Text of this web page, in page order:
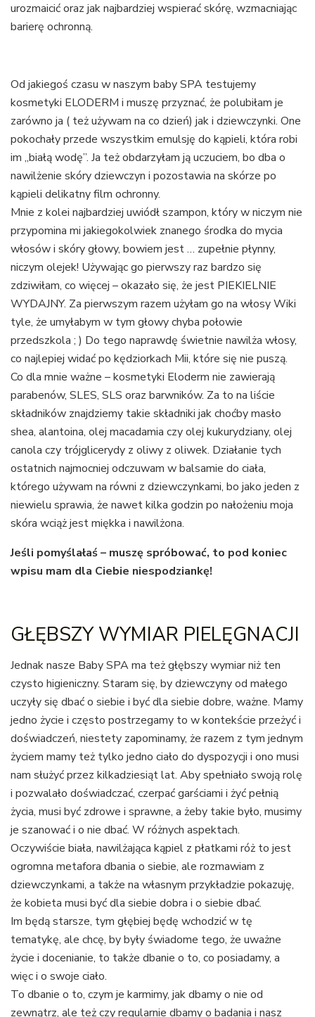
urozmaicić oraz jak najbardziej wspierać skórę, wzmacniając
barierę ochronną.
Od jakiegoś czasu w naszym baby SPA testujemy
kosmetyki ELODERM i muszę przyznać, że polubiłam je
zarówno ja ( też używam na co dzień) jak i dziewczynki. One
pokochały przede wszystkim emulsję do kąpieli, która robi
im „białą wodę”. Ja też obdarzyłam ją uczuciem, bo dba o
nawilżenie skóry dziewczyn i pozostawia na skórze po
kąpieli delikatny film ochronny.
Mnie z kolei najbardziej uwiódł szampon, który w niczym nie
przypomina mi jakiegokolwiek znanego środka do mycia
włosów i skóry głowy, bowiem jest … zupełnie płynny,
niczym olejek! Używając go pierwszy raz bardzo się
zdziwiłam, co więcej – okazało się, że jest PIEKIELNIE
WYDAJNY. Za pierwszym razem użyłam go na włosy Wiki
tyle, że umyłabym w tym głowy chyba połowie
przedszkola ; ) Do tego naprawdę świetnie nawilża włosy,
co najlepiej widać po kędziorkach Mii, które się nie puszą.
Co dla mnie ważne – kosmetyki Eloderm nie zawierają
parabenów, SLES, SLS oraz barwników. Za to na liście
składników znajdziemy takie składniki jak choćby masło
shea, alantoina, olej macadamia czy olej kukurydziany, olej
canola czy trójglicerydy z oliwy z oliwek. Działanie tych
ostatnich najmocniej odczuwam w balsamie do ciała,
którego używam na równi z dziewczynkami, bo jako jeden z
niewielu sprawia, że nawet kilka godzin po nałożeniu moja
skóra wciąż jest miękka i nawilżona.
Jeśli pomyślałaś – muszę spróbować, to pod koniec
wpisu mam dla Ciebie niespodziankę!
GŁĘBSZY WYMIAR PIELĘGNACJI
Jednak nasze Baby SPA ma też głębszy wymiar niż ten
czysto higieniczny. Staram się, by dziewczyny od małego
uczyły się dbać o siebie i być dla siebie dobre, ważne. Mamy
jedno życie i często postrzegamy to w kontekście przeżyć i
doświadczeń, niestety zapominamy, że razem z tym jednym
życiem mamy też tylko jedno ciało do dyspozycji i ono musi
nam służyć przez kilkadziesiąt lat. Aby spełniało swoją rolę
i pozwalało doświadczać, czerpać garściami i żyć pełnią
życia, musi być zdrowe i sprawne, a żeby takie było, musimy
je szanować i o nie dbać. W różnych aspektach.
Oczywiście biała, nawilżająca kąpiel z płatkami róż to jest
ogromna metafora dbania o siebie, ale rozmawiam z
dziewczynkami, a także na własnym przykładzie pokazuję,
że kobieta musi być dla siebie dobra i o siebie dbać.
Im będą starsze, tym głębiej będę wchodzić w tę
tematykę, ale chcę, by były świadome tego, że uważne
życie i docenianie, to także dbanie o to, co posiadamy, a
więc i o swoje ciało.
To dbanie o to, czym je karmimy, jak dbamy o nie od
zewnątrz, ale też czy regularnie dbamy o badania i nasz